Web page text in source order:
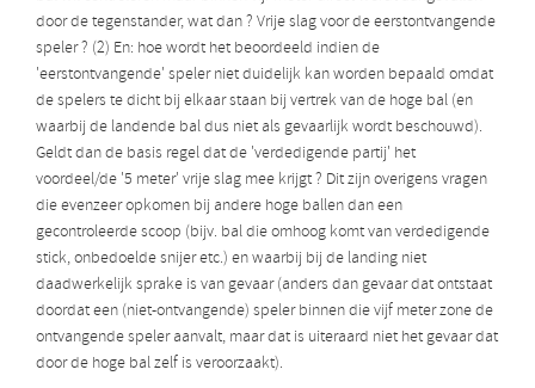
door de tegenstander, wat dan ? Vrije slag voor de eerstontvangende
speler ? (2) En: hoe wordt het beoordeeld indien de
'eerstontvangende' speler niet duidelijk kan worden bepaald omdat
de spelers te dicht bij elkaar staan bij vertrek van de hoge bal (en
waarbij de landende bal dus niet als gevaarlijk wordt beschouwd).
Geldt dan de basis regel dat de 'verdedigende partij' het
voordeel/de '5 meter' vrije slag mee krijgt ? Dit zijn overigens vragen
die evenzeer opkomen bij andere hoge ballen dan een
gecontroleerde scoop (bijv. bal die omhoog komt van verdedigende
stick, onbedoelde snijer etc.) en waarbij bij de landing niet
daadwerkelijk sprake is van gevaar (anders dan gevaar dat ontstaat
doordat een (niet-ontvangende) speler binnen die vijf meter zone de
ontvangende speler aanvalt, maar dat is uiteraard niet het gevaar dat
door de hoge bal zelf is veroorzaakt).